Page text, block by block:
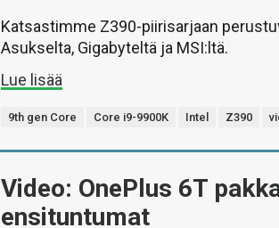
Katsastimme Z390-piirisarjaan
Asukselta, Gigabyteltä ja MSI:ltä.
Lue lisää
9th gen Core Core i9-9900K Intel Z390
Video: OnePlus 6T
ensituntumat